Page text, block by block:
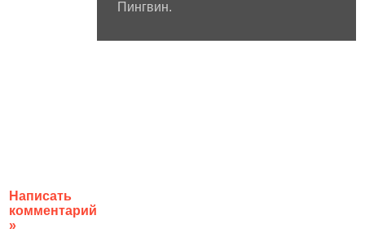
Написать
комментарий
»
Пингвин.